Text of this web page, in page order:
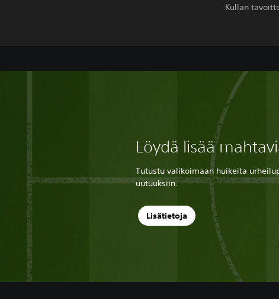
Kullan
Löydä lisää
Tutustu valikoimaan huikeita
uutuuksiin.
Lisätietoja